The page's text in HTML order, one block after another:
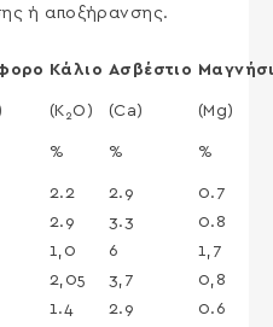
ή αποξήρανσης.
Κάλιο Ασβέστιο
(K 2 O) (Ca)
(Mg)
% % %
2.2 2.9
0.7
2.9 3.3
0.8
1,0 6
1,7
2,05 3,7
0,8
1.4 2.9
0.6